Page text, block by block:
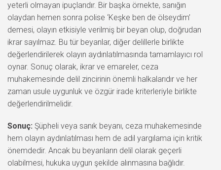
yeterli olmayan ipuçlarıdır. Bir başka örnekte, sanığın
olaydan hemen sonra polise ‘Keşke ben de ölseydim’
demesi, olayın etkisiyle verilmiş bir beyan olup, doğrudan
ikrar sayılmaz. Bu tür beyanlar, diğer delillerle birlikte
değerlendirilerek olayın aydınlatılmasında tamamlayıcı rol
oynar. Sonuç olarak, ikrar ve emareler, ceza
muhakemesinde delil zincirinin önemli halkalarıdır ve her
zaman usule uygunluk ve özgür irade kriterleriyle birlikte
değerlendirilmelidir.
Sonuç: Şüpheli veya sanık beyanı, ceza muhakemesinde
hem olayın aydınlatılması hem de adil yargılama için kritik
önemdedir. Ancak bu beyanların delil olarak geçerli
olabilmesi, hukuka uygun şekilde alınmasına bağlıdır.